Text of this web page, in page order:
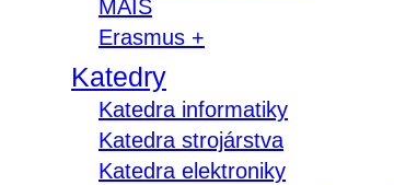
MAIS
Erasmus +
Katedry
Katedra informatiky
Katedra strojárstva
Katedra elektroniky